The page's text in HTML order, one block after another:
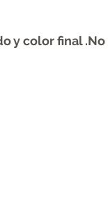
y color final